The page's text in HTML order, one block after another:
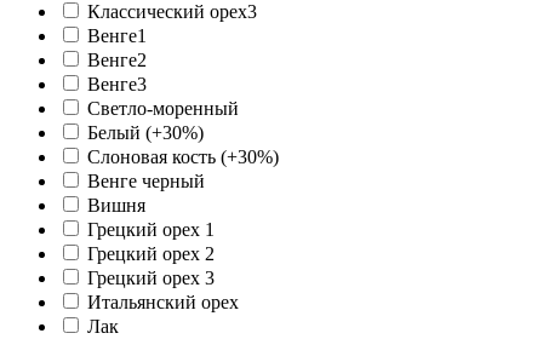
Классический орех3
Венге1
Венге2
Венге3
Светло-моренный
Белый (+30%)
Слоновая кость (+30%)
Венге черный
Вишня
Грецкий орех 1
Грецкий орех 2
Грецкий орех 3
Итальянский орех
Лак